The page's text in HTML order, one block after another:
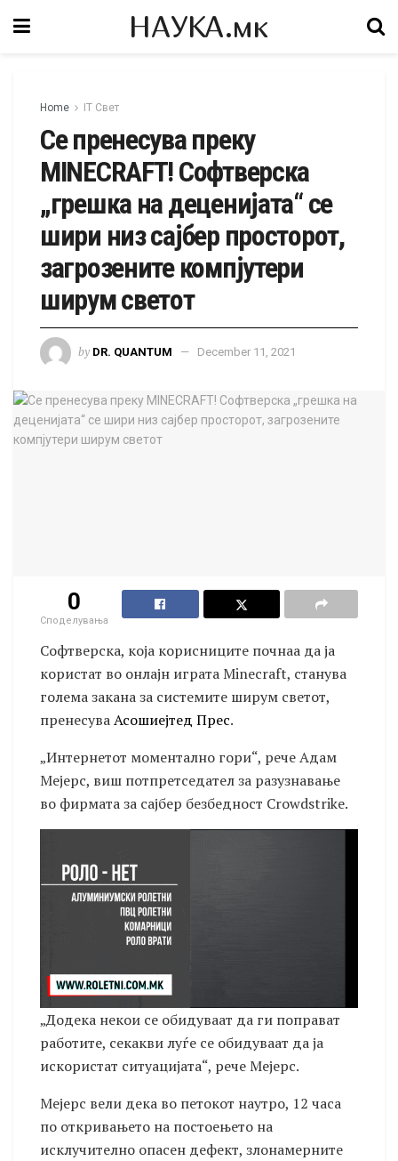
НАУКА.мк
Home IT Свет
Се пренесува преку
MINECRAFT! Софтверска
„грешка на деценијата“ се
шири низ сајбер просторот,
загрозените компјутери
ширум светот
by DR. QUANTUM December 11, 2021
0
Споделувања
Софтверска, која корисниците почнаа да ја
користат во онлајн играта Minecraft, станува
голема закана за системите ширум светот,
пренесуваАсошиејтед Прес.
„Интернетот моментално гори“, рече Адам
Мејерс, виш потпретседател за разузнавање
во фирмата за сајбер безбедност Crowdstrike.
„Додека некои се обидуваат да ги поправат
работите, секакви луѓе се обидуваат да ја
искористат ситуацијата“, рече Мејерс.
Мејерс вели дека во петокот наутро, 12 часа
по откривањето на постоењето на
исклучително опасен дефект, злонамерните